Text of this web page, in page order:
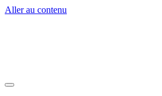
Aller au contenu